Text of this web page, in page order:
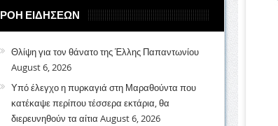
ΡΟΗ ΕΙΔΗΣΕΩΝ
Θλίψη για τον θάνατο της Έλλης Παπαντωνίου
August 6, 2026
Υπό έλεγχο η πυρκαγιά στη Μαραθούντα που
κατέκαψε περίπου τέσσερα εκτάρια, θα
διερευνηθούν τα αίτια August 6, 2026